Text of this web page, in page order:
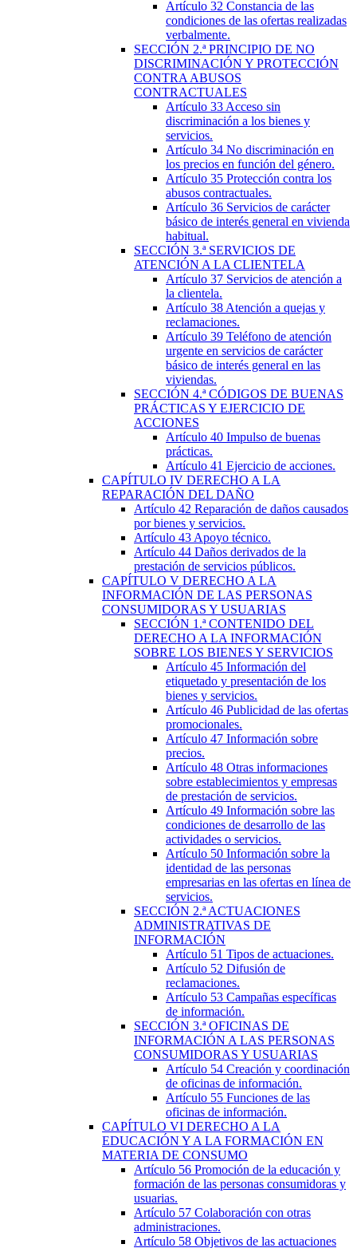
Artículo 32 Constancia de las
condiciones de las ofertas realizadas
verbalmente.
SECCIÓN 2.ªPRINCIPIO DE NO
DISCRIMINACIÓN Y PROTECCIÓN
CONTRA ABUSOS
CONTRACTUALES
Artículo 33 Acceso sin
discriminación a los bienes y
servicios.
Artículo 34 No discriminación en
los precios en función del género.
Artículo 35 Protección contra los
abusos contractuales.
Artículo 36 Servicios de carácter
básico de interés general en vivienda
habitual.
SECCIÓN 3.ª SERVICIOS DE
ATENCIÓN A LA CLIENTELA
Artículo 37 Servicios de atención a
la clientela.
Artículo 38 Atención a quejas y
reclamaciones.
Artículo 39 Teléfono de atención
urgente en servicios de carácter
básico de interés general en las
viviendas.
SECCIÓN 4.ªCÓDIGOS DE BUENAS
PRÁCTICAS Y EJERCICIO DE
ACCIONES
Artículo 40 Impulso de buenas
prácticas.
Artículo 41 Ejercicio de acciones.
CAPÍTULO IV DERECHO A LA
REPARACIÓN DEL DAÑO
Artículo 42 Reparación de daños causados
por bienes y servicios.
Artículo 43 Apoyo técnico.
Artículo 44 Daños derivados de la
prestación de servicios públicos.
CAPÍTULO V DERECHO A LA
INFORMACIÓN DE LAS PERSONAS
CONSUMIDORAS Y USUARIAS
SECCIÓN 1.ªCONTENIDO DEL
DERECHO A LA INFORMACIÓN
SOBRE LOS BIENES Y SERVICIOS
Artículo 45 Información del
etiquetado y presentación de los
bienes y servicios.
Artículo 46 Publicidad de las ofertas
promocionales.
Artículo 47 Información sobre
precios.
Artículo 48 Otras informaciones
sobre establecimientos y empresas
de prestación de servicios.
Artículo 49 Información sobre las
condiciones de desarrollo de las
actividades o servicios.
Artículo 50 Información sobre la
identidad de las personas
empresarias en las ofertas en línea de
servicios.
SECCIÓN 2.ªACTUACIONES
ADMINISTRATIVAS DE
INFORMACIÓN
Artículo 51 Tipos de actuaciones.
Artículo 52 Difusión de
reclamaciones.
Artículo 53 Campañas específicas
de información.
SECCIÓN 3.ªOFICINAS DE
INFORMACIÓN A LAS PERSONAS
CONSUMIDORAS Y USUARIAS
Artículo 54 Creación y coordinación
de oficinas de información.
Artículo 55 Funciones de las
oficinas de información.
CAPÍTULO VI DERECHO A LA
EDUCACIÓN Y A LA FORMACIÓN EN
MATERIA DE CONSUMO
Artículo 56 Promoción de la educación y
formación de las personas consumidoras y
usuarias.
Artículo 57 Colaboración con otras
administraciones.
Artículo 58 Objetivos de las actuaciones